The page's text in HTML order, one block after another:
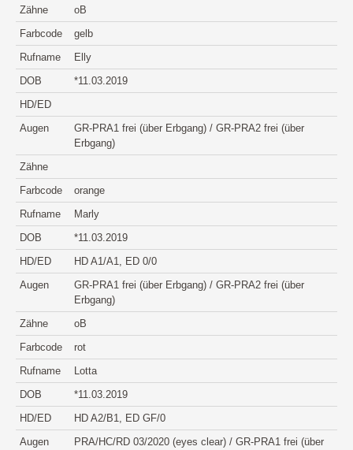
Zähne
oB
Farbcode
gelb
Rufname
Elly
DOB
*11.03.2019
HD/ED
Augen
GR-PRA1 frei (über Erbgang) / GR-PRA2 frei (über
Erbgang)
Zähne
Farbcode
orange
Rufname
Marly
DOB
*11.03.2019
HD/ED
HD A1/A1, ED 0/0
Augen
GR-PRA1 frei (über Erbgang) / GR-PRA2 frei (über
Erbgang)
Zähne
oB
Farbcode
rot
Rufname
Lotta
DOB
*11.03.2019
HD/ED
HD A2/B1, ED GF/0
Augen
PRA/HC/RD 03/2020 (eyes clear) / GR-PRA1 frei (über